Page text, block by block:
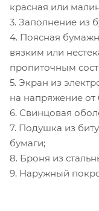
красная или
3. Заполнение из
4. Поясная
вязким или
пропиточным
5. Экран из
на напряжение от
6. Свинцовая
7. Подушка из
бумаги;
8. Броня из
9. Наружный